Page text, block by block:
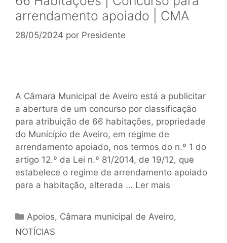
arrendamento apoiado | CMA
28/05/2024 por Presidente
A Câmara Municipal de Aveiro está a publicitar
a abertura de um concurso por classificação
para atribuição de 66 habitações, propriedade
do Município de Aveiro, em regime de
arrendamento apoiado, nos termos do n.º 1 do
artigo 12.º da Lei n.º 81/2014, de 19/12, que
estabelece o regime de arrendamento apoiado
para a habitação, alterada … Ler mais
Apoios, Câmara municipal de Aveiro,
NOTÍCIAS